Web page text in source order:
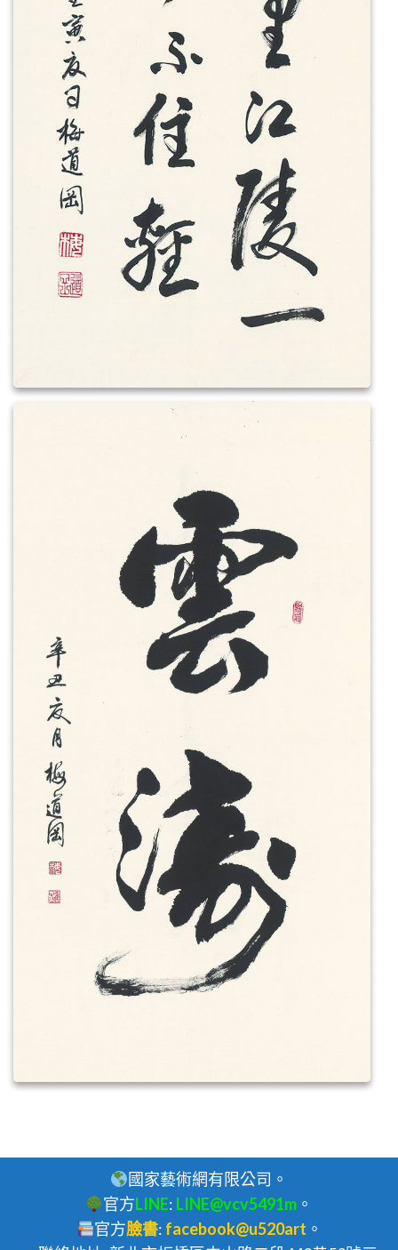
國家藝術網有限公司。
官方LINE: LINE@vcv5491m 。
官方臉書: facebook@u520art 。